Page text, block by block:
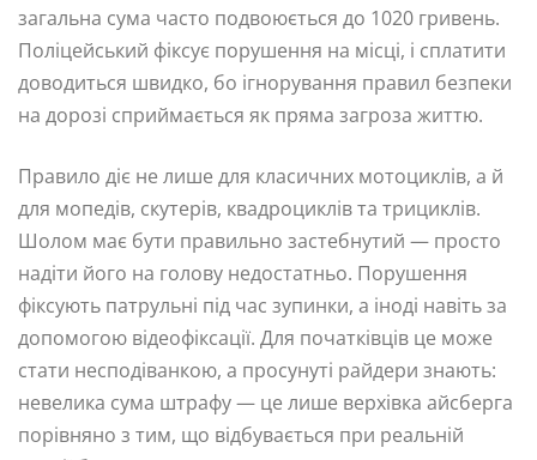
загальна сума часто подвоюється до 1020 гривень.
Поліцейський фіксує порушення на місці, і сплатити
доводиться швидко, бо ігнорування правил безпеки
на дорозі сприймається як пряма загроза життю.
Правило діє не лише для класичних мотоциклів, а й
для мопедів, скутерів, квадроциклів та трициклів.
Шолом має бути правильно застебнутий — просто
надіти його на голову недостатньо. Порушення
фіксують патрульні під час зупинки, а іноді навіть за
допомогою відеофіксації. Для початківців це може
стати несподіванкою, а просунуті райдери знають:
невелика сума штрафу — це лише верхівка айсберга
порівняно з тим, що відбувається при реальній